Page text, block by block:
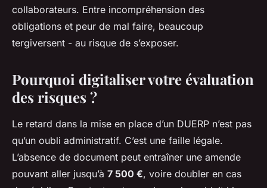
collaborateurs. Entre incompréhension des
obligations et peur de mal faire, beaucoup
tergiversent - au risque de s’exposer.
Pourquoi digitaliser votre évaluation
des risques ?
Le retard dans la mise en place d’un DUERP n’est pas
qu’un oubli administratif. C’est une faille légale.
L’absence de document peut entraîner une amende
pouvant aller jusqu’à 7 500 €, voire doubler en cas